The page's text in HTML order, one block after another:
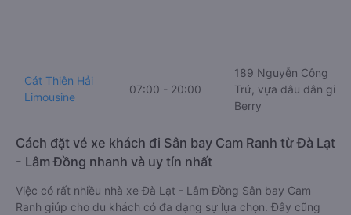
Cát Thiên Hải
Limousine
07:00 - 20:00
189 Nguyễn Công
Trứ, vựa dâu dân gian
Berry
Cách đặt vé xe khách đi Sân bay Cam Ranh từ Đà Lạt
- Lâm Đồng nhanh và uy tín nhất
Việc có rất nhiều nhà xe Đà Lạt - Lâm Đồng Sân bay Cam
Ranh giúp cho du khách có đa dạng sự lựa chọn. Đây cũng